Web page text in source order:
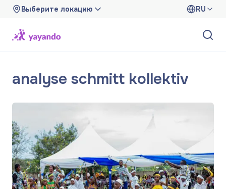
Выберите локацию RU
analyse schmitt kollektiv